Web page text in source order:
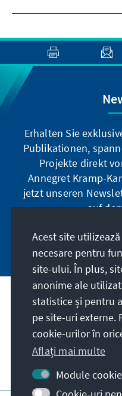
Erhalten Sie
Publikationen,
Projekte direkt
Annegret Kramp-
jetzt unseren
auf
Jetzt
Misiunea noastră
Contact
Alte oferte ale
Acest site
necesare pentru
site-ului. În plus,
anonime ale
statistice și pentru
pe site-uri externe.
cookie-urilor în
Aflați mai multe
Module